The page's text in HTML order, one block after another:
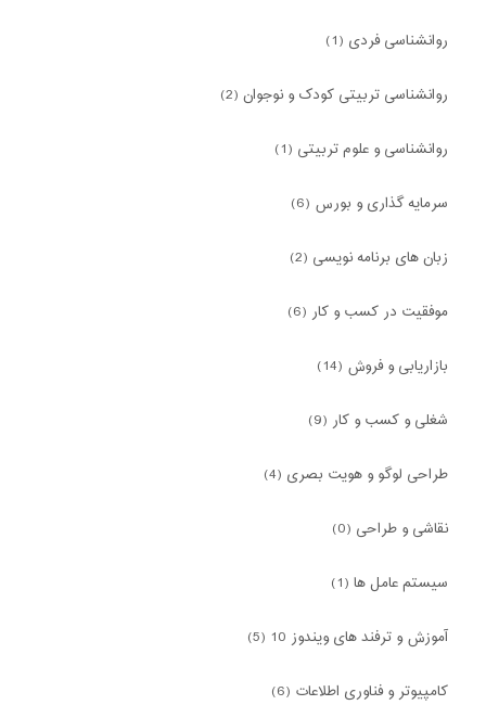
روانشناسی فردی (1)
روانشناسی تربیتی کودک و نوجوان (2)
روانشناسی و علوم تربیتی (1)
سرمایه گذاری و بورس (6)
زبان های برنامه نویسی (2)
موفقیت در کسب و کار (6)
بازاریابی و فروش (14)
شغلی و کسب و کار (9)
طراحی لوگو و هویت بصری (4)
نقاشی و طراحی (0)
سیستم عامل ها (1)
آموزش و ترفند های ویندوز 10 (5)
کامپیوتر و فناوری اطلاعات (6)